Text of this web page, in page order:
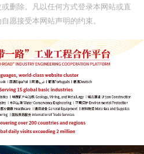
删除。凡以任何方式登录本网站或直
愿接受本网站声明的约束。